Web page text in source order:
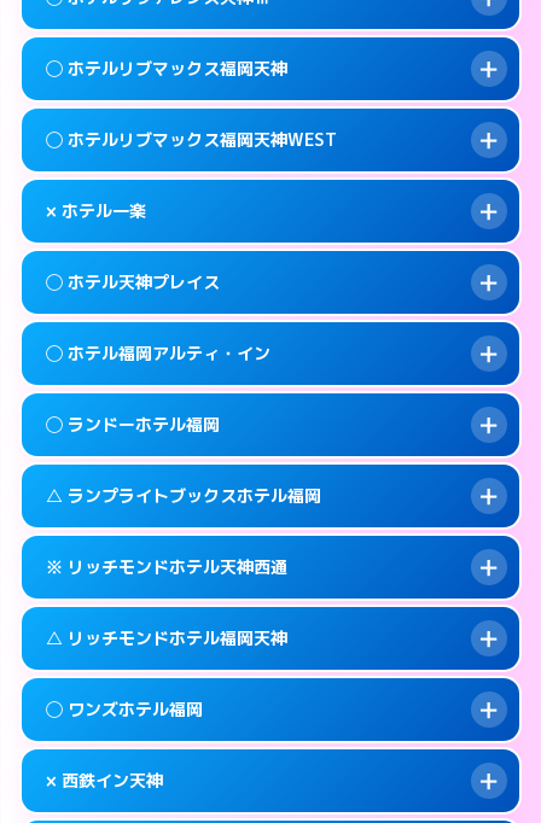
info このホテルの詳細ページを見る →
待ち合わせ。
info このホテルの詳細ページを見る →
案内方法: 女性が直接お部屋まで伺います。
smartphone 092-524-7588
map 福岡市中央区大宮1-1-24
info このホテルの詳細ページを見る →
案内方法: 女性が直接お部屋まで伺います。
smartphone 092-718-3030
map 福岡市中央区天神3-8-10
info このホテルの詳細ページを見る →
◯ ホテルリブマックス福岡天神
案内方法:
smartphone 092-534-1140
map 福岡市中央区清川1-12-17
info このホテルの詳細ページを見る →
◯ ホテルリブマックス福岡天神WEST
案内方法:
女性が直接お部屋まで伺います。
smartphone 092-717-2250
map 福岡市中央区大名2-11-23
info このホテルの詳細ページを見る →
× ホテル一楽
案内方法:
派遣できません。
smartphone 092-531-0561
map 福岡市中央区清川2-5-5
info このホテルの詳細ページを見る →
◯ ホテル天神プレイス
案内方法: 女性が直接お部屋まで伺います。
smartphone 092-733-1234
map 福岡市中央区今泉1-2-23
info このホテルの詳細ページを見る →
◯ ホテル福岡アルティ・イン
案内方法: 女性が直接お部屋まで伺います。
smartphone 092-724-3511
map 福岡市中央区渡辺通5-1-20
info このホテルの詳細ページを見る →
◯ ランドーホテル福岡
案内方法: 女性が直接お部屋まで伺います。
smartphone 092-526-5231
map 福岡市中央区清川1-2-3
info このホテルの詳細ページを見る →
△ ランプライトブックスホテル福岡
案内方法: 女性が直接お部屋まで伺います。
smartphone 092-720-7711
map 福岡市中央区大名1-15-22
info このホテルの詳細ページを見る →
※ リッチモンドホテル天神西通
案内方法: カードキーにつきホテルの入り口で
待ち合わせ。
△ リッチモンドホテル福岡天神
案内方法:状況により派遣できません。
smartphone 092-739-2055
◯ ワンズホテル福岡
× 西鉄イン天神